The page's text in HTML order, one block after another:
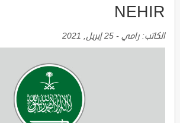
NEHIR
الكاتب: رامي - 25 إبريل, 2021